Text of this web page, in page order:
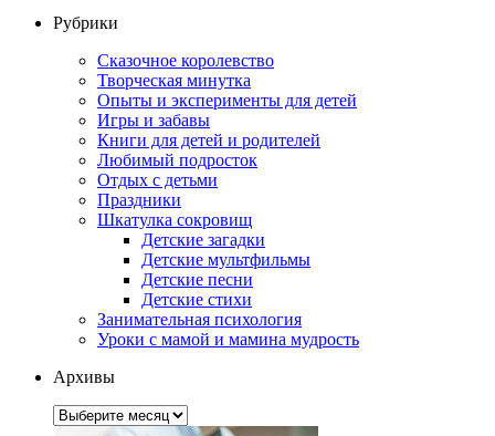
Рубрики
Сказочное королевство
Творческая минутка
Опыты и эксперименты для детей
Игры и забавы
Книги для детей и родителей
Любимый подросток
Отдых с детьми
Праздники
Шкатулка сокровищ
Детские загадки
Детские мультфильмы
Детские песни
Детские стихи
Занимательная психология
Уроки с мамой и мамина мудрость
Архивы
Архивы